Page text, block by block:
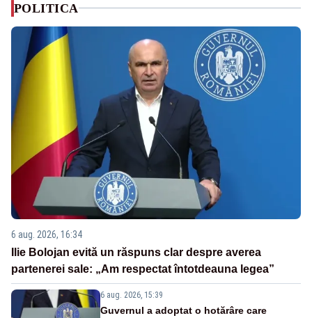
POLITICA
6 aug. 2026, 16:34
Ilie Bolojan evită un răspuns clar despre averea
partenerei sale: „Am respectat întotdeauna legea”
6 aug. 2026, 15:39
Guvernul a adoptat o hotărâre care